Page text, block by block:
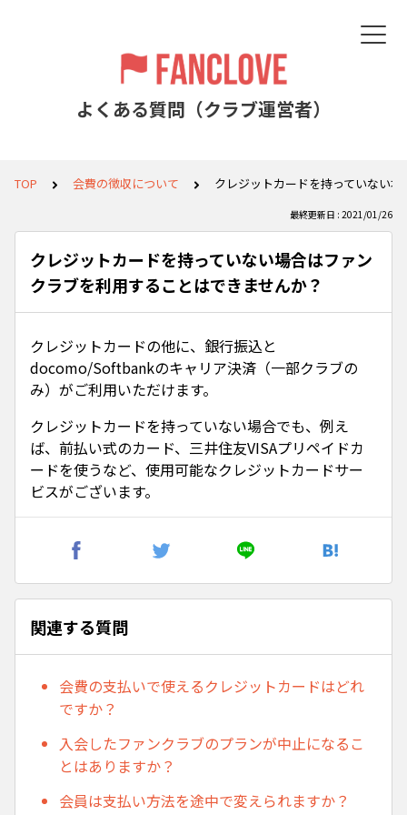
よくある質問（クラブ運営者）
TOP 会費の徴収について クレジットカードを持っていない
最終更新日 : 2021/01/26
クレジットカードを持っていない場合はファン
クラブを利用することはできませんか？
クレジットカードの他に、銀行振込と
docomo/Softbankのキャリア決済（一部クラブの
み）がご利用いただけます。
クレジットカードを持っていない場合でも、例え
ば、前払い式のカード、三井住友VISAプリペイドカ
ードを使うなど、使用可能なクレジットカードサー
ビスがございます。
関連する質問
会費の支払いで使えるクレジットカードはどれ
ですか？
入会したファンクラブのプランが中止になるこ
とはありますか？
会員は支払い方法を途中で変えられますか？